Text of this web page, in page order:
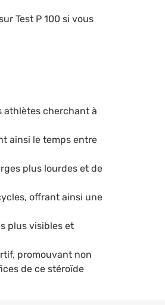
Test P 100 si vous
athlètes cherchant à
ainsi le temps entre
plus lourdes et de
offrant ainsi une
plus visibles et
promouvant non
de ce stéroïde